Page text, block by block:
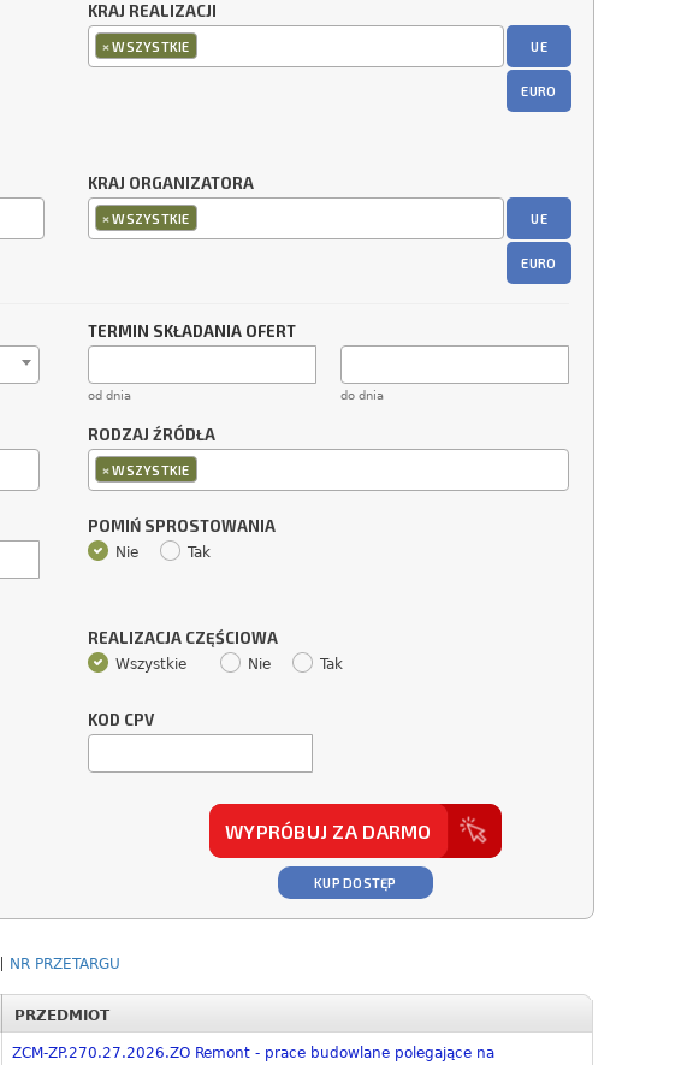
KRAJ REALIZACJI
×WSZYSTKIE UE
EURO
KRAJ ORGANIZATORA
×WSZYSTKIE UE
EURO
TERMIN SKŁADANIA OFERT
od dnia do dnia
RODZAJ ŹRÓDŁA
×WSZYSTKIE
POMIŃ SPROSTOWANIA
Nie Tak
REALIZACJA CZĘŚCIOWA
Wszystkie Nie Tak
KOD CPV
WYPRÓBUJ ZA DARMO
KUP DOSTĘP
NR PRZETARGU
PRZEDMIOT
ZCM-ZP.270.27.2026.ZO Remont - prace budowlane polegające na